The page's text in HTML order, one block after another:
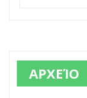
ΑΡΧΕΊΟ